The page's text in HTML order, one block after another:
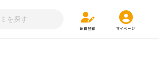
会員登録 マイページ